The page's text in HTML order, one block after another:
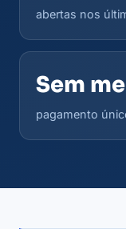
abertas nos
Sem
pagamento